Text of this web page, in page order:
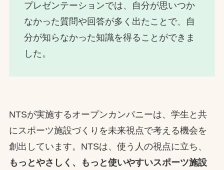
プレゼンテーションでは、自分が思いつか
なかった質問や回答が多く出たことで、自
分が知らなかった知識を得ることができま
した。
NTSが実施するオープンカンパニーは、学生と共
にスポーツ施設づくりを未来視点で考える機会を
創出しています。NTSは、使う人の視点に立ち、
もっとやさしく、もっと使いやすいスポーツ施設